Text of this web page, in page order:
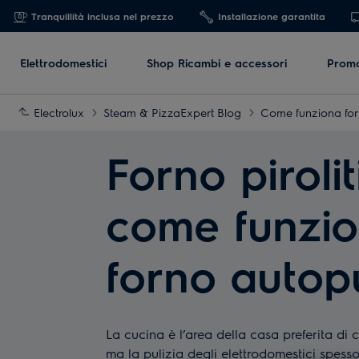
Tranquillità inclusa nel prezzo Installazione garantita
Elettrodomestici Shop Ricambi e accessori
Electrolux Steam & PizzaExpert Blog Come funziona
Forno
come
forno
La cucina è l’area della casa preferita di
ma la pulizia degli elettrodomestici